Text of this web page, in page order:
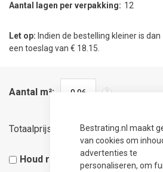
Bestrating.nl maakt
van cookies om
advertenties te
personaliseren, om
Aantal lagen per verpakking
12
Let op: Indien de bestelling kleiner is
een toeslag van € 18.15.
Aantal m²
Totaalprijs 45,07
Houd rekening met 5%